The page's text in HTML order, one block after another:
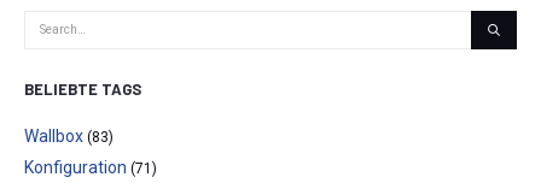
BELIEBTE TAGS
Wallbox (83)
Konfiguration (71)